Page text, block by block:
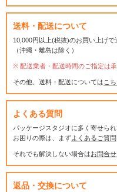
送料・配送について
10,000円以上(税抜)のお買い上げで
（沖縄・離島は除く）
配送業者・配送時間のご指定は
その他、送料・配送については こ
よくある質問
パッケージスタジオに多く寄せら
お困りの際は、まずよくあるご質問
それでも解決しない場合はお問合
返品・交換について